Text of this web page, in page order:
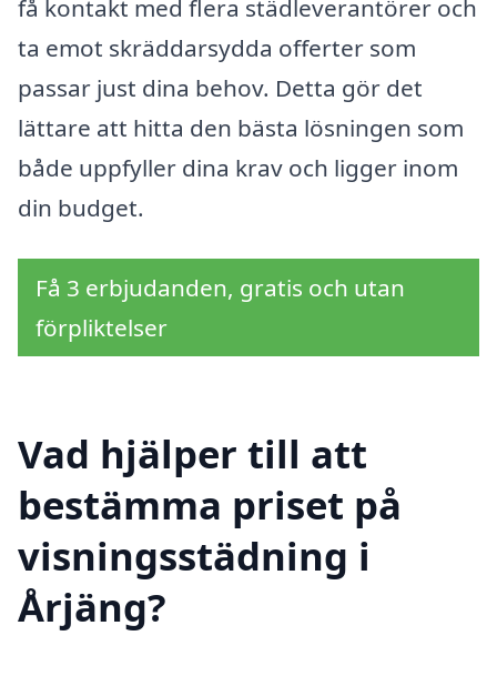
få kontakt med flera städleverantörer och
ta emot skräddarsydda offerter som
passar just dina behov. Detta gör det
lättare att hitta den bästa lösningen som
både uppfyller dina krav och ligger inom
din budget.
Få 3 erbjudanden, gratis och utan
förpliktelser
Vad hjälper till att
bestämma priset på
visningsstädning i
Årjäng?